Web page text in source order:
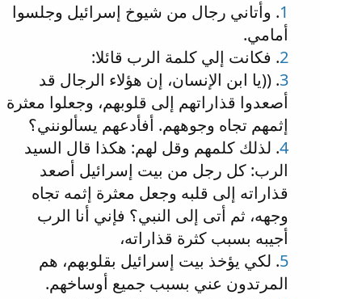
1. وأتاني رجال من شيوخ إسرائيل وجلسوا
أمامي.
2. فكانت إلي كلمة الرب قائلا:
3. ((يا ابن الإنسان، إن هؤلاء الرجال قد
أصعدوا قذاراتهم إلى قلوبهم، وجعلوا معثرة
إثمهم تجاه وجوههم. أفأدعهم يسألونني؟
4. لذلك كلمهم وقل لهم: هكذا قال السيد
الرب: كل رجل من بيت إسرائيل أصعد
قذاراته إلى قلبه وجعل معثرة إثمه تجاه
وجهه، ثم أتى إلى النبي؟ فإني أنا الرب
أجيبه بسبب كثرة قذاراته،
5. لكي يؤخذ بيت إسرائيل بقلوبهم، هم
المرتدون عني بسبب جميع أوساخهم.